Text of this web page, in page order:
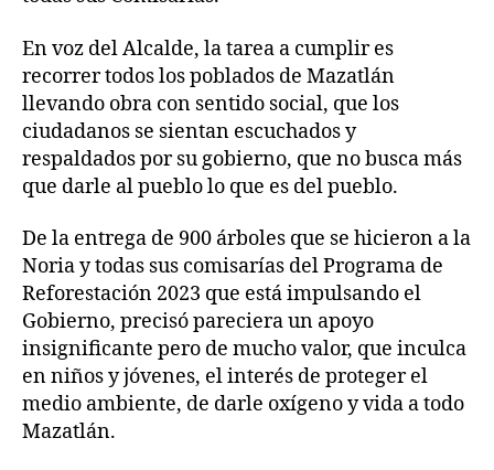
En voz del Alcalde, la tarea a cumplir es
recorrer todos los poblados de Mazatlán
llevando obra con sentido social, que los
ciudadanos se sientan escuchados y
respaldados por su gobierno, que no busca más
que darle al pueblo lo que es del pueblo.
De la entrega de 900 árboles que se hicieron a la
Noria y todas sus comisarías del Programa de
Reforestación 2023 que está impulsando el
Gobierno, precisó pareciera un apoyo
insignificante pero de mucho valor, que inculca
en niños y jóvenes, el interés de proteger el
medio ambiente, de darle oxígeno y vida a todo
Mazatlán.